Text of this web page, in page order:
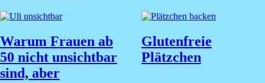
Warum Frauen ab
50 nicht unsichtbar
sind, aber
Glutenfreie
Plätzchen